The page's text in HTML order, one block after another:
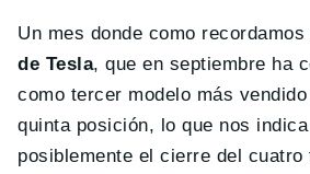
Un mes donde como recordamos
de Tesla, que en septiembre ha
como tercer modelo más
quinta posición, lo que nos
posiblemente el cierre del